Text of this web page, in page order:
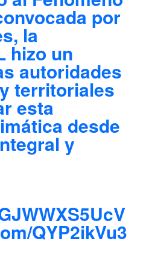
por
la
hizo un
autoridades
territoriales
esta
desde
y
QYP2ikVu3